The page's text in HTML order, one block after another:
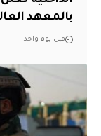
بالمعهد
قبل يوم واحد